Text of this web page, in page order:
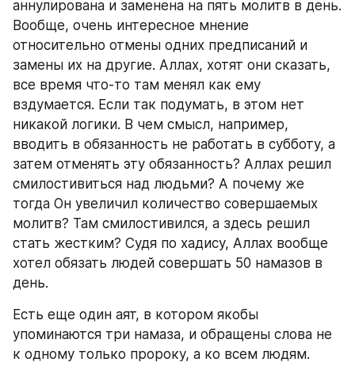
аннулирована и заменена на пять молитв в день.
Вообще, очень интересное мнение
относительно отмены одних предписаний и
замены их на другие. Аллах, хотят они сказать,
все время что-то там менял как ему
вздумается. Если так подумать, в этом нет
никакой логики. В чем смысл, например,
вводить в обязанность не работать в субботу, а
затем отменять эту обязанность? Аллах решил
смилостивиться над людьми? А почему же
тогда Он увеличил количество совершаемых
молитв? Там смилостивился, а здесь решил
стать жестким? Судя по хадису, Аллах вообще
хотел обязать людей совершать 50 намазов в
день.
Есть еще один аят, в котором якобы
упоминаются три намаза, и обращены слова не
к одному только пророку, а ко всем людям.